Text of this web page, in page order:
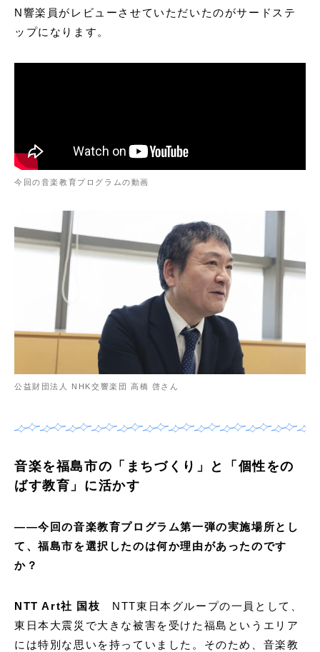
N響楽員がレビューさせていただいたのがサードステ
ップになります。
今回の音楽教育プログラムの動画
公益財団法人 NHK交響楽団 高橋 啓さん
音楽を福島市の「まちづくり」と「個性をの
ばす教育」に活かす
——今回の音楽教育プログラム第一弾の実施場所とし
て、福島市を選択したのは何か理由があったのです
か？
NTT Art社 国枝
NTT東日本グループの一員として、
東日本大震災で大きな被害を受けた福島というエリア
には特別な思いを持っていました。そのため、音楽教